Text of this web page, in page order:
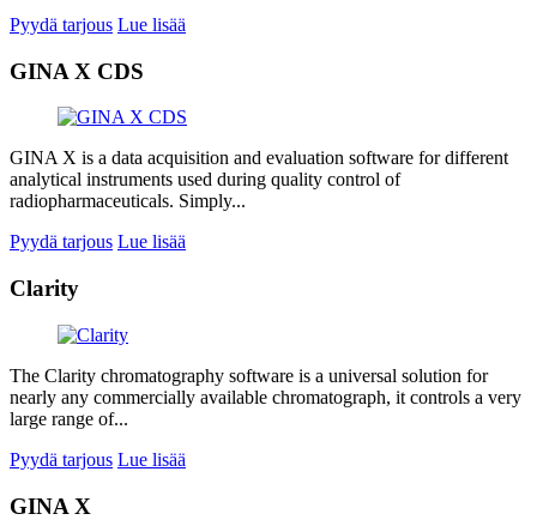
Pyydä tarjous Lue lisää
GINA X CDS
GINA X is a data acquisition and evaluation software for different
analytical instruments used during quality control of
radiopharmaceuticals. Simply...
Pyydä tarjous Lue lisää
Clarity
The Clarity chromatography software is a universal solution for
nearly any commercially available chromatograph, it controls a very
large range of...
Pyydä tarjous Lue lisää
GINA X